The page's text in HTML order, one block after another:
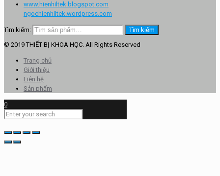
www.hienhiltek.blogspot.com
ngochienhiltek.wordpress.com
Tìm kiếm:
Tìm kiếm
© 2019 THIẾT BỊ KHOA HỌC. All Rights Reserved
Trang chủ
Giới thiệu
Liên hệ
Sản phẩm
0